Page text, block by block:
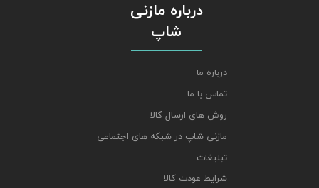
درباره مازنی
شاپ
درباره ما
تماس با ما
روش های ارسال کالا
مازنی شاپ در شبکه های اجتماعی
تبلیغات
شرایط عودت کالا